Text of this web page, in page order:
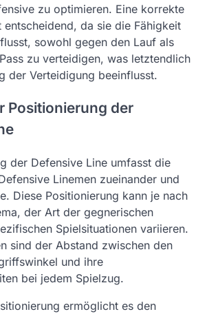
zu optimieren. Eine korrekte
entscheidend, da sie die Fähigkeit
sowohl gegen den Lauf als
zu verteidigen, was letztendlich
der Verteidigung beeinflusst.
Positionierung der
der Defensive Line umfasst die
Linemen zueinander und
Diese Positionierung kann je nach
der Art der gegnerischen
Spielsituationen variieren.
sind der Abstand zwischen den
und ihre
bei jedem Spielzug.
ermöglicht es den